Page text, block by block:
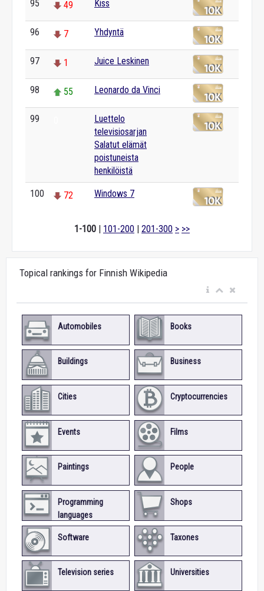
95 49 Kiss
96 7 Yhdyntä
97 1 Juice Leskinen
98 55 Leonardo da Vinci
99
Luettelo
televisiosarjan
Salatut elämät
poistuneista
henkilöistä
100 72 Windows 7
1-100 | 101-200 | 201-300 > >>
Topical rankings for Finnish Wikipedia
Automobiles Books
Buildings Business
Cities Cryptocurrencies
Events Films
Paintings People
Programming
languages
Shops
Software Taxones
Television series Universities